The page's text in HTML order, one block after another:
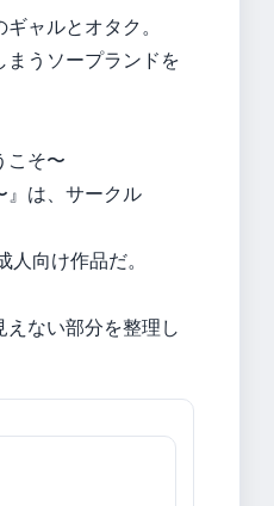
ャルとオタク。
まうソープランドを
こそ〜
』は、サークル
向け作品だ。
ない部分を整理し